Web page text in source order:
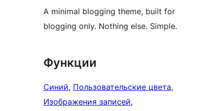
A minimal blogging theme, built for
blogging only. Nothing else. Simple.
Функции
Синий, Пользовательские цвета
Изображения записей